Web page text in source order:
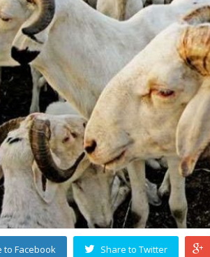
to Facebook Share to Twitter